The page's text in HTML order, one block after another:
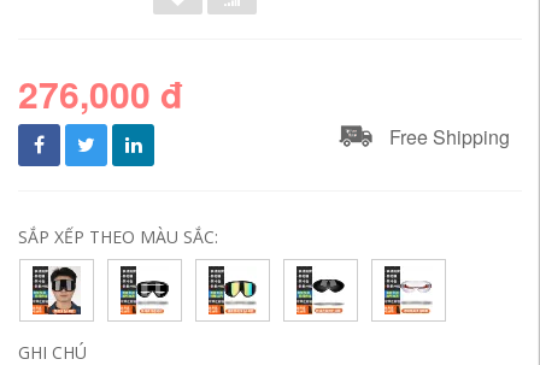
276,000 đ
Free Shipping
SẮP XẾP THEO MÀU SẮC:
GHI CHÚ